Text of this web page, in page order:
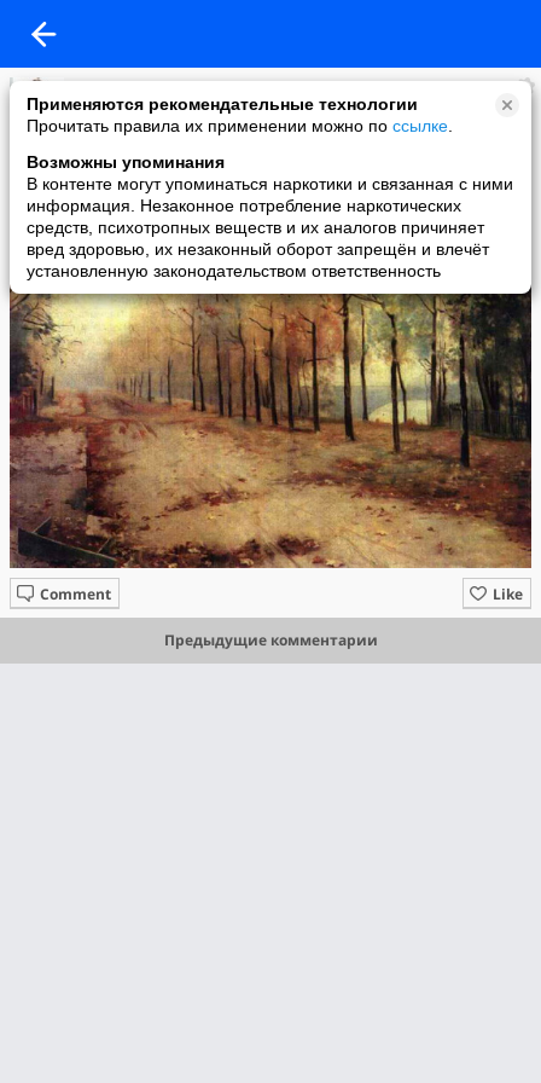
Применяются рекомендательные технологии
Прочитать правила их применении можно по ссылке
Возможны упоминания
В контенте могут упоминаться наркотики и связанная с ними
информация. Незаконное потребление наркотических
средств, психотропных веществ и их аналогов причиняет
вред здоровью, их незаконный оборот запрещён и влечёт
установленную законодательством ответственность
Татьяна Бородина
added a photo
15 Jun в 19:39
Like
Comment
Предыдущие комментарии